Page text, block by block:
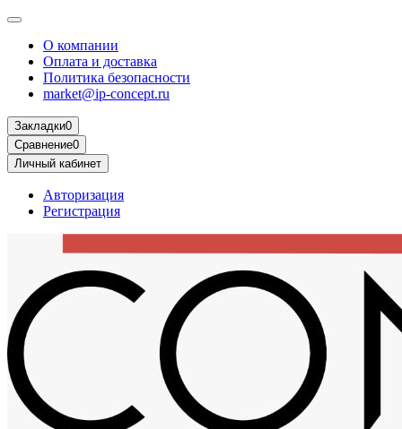
О компании
Оплата и доставка
Политика безопасности
market@ip-concept.ru
Закладки0
Сравнение0
Личный кабинет
Авторизация
Регистрация